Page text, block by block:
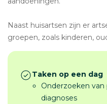
Naast huisartsen zijn er
groepen, zoals kinderen,
Taken op een dag
Onderzoeken
diagnoses